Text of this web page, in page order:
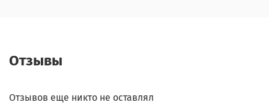
Отзывы
Отзывов еще никто не оставлял